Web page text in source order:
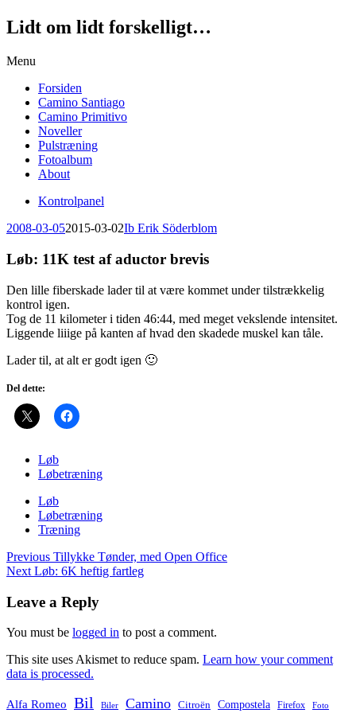
Lidt om lidt forskelligt…
Menu
content
Forsiden
Camino Santiago
Camino Primitivo
Noveller
Pulstræning
Fotoalbum
About
Kontrolpanel
2008-03-052015-03-02Ib Erik Söderblom
Løb: 11K test af aductor brevis
Den lille fiberskade lader til at være kommet under tilstrækkelig
kontrol igen.
Tog de 11 kilometer i tiden 46:44, med meget vekslende intensitet.
Liggende liiige på kanten af hvad den skadede muskel kan tåle.
Lader til, at alt er godt igen 🙂
Del dette:
Løb
Løbetræning
Løb
Løbetræning
Træning
Post
navigation
Previous Tillykke Tønder, med Open Office
Next Løb: 6K heftig fartleg
Leave a Reply
You must be logged in to post a comment.
This site uses Akismet to reduce spam. Learn how your comment
data is processed.
Alfa Romeo Bil Biler Camino Citroën Compostela Firefox Foto